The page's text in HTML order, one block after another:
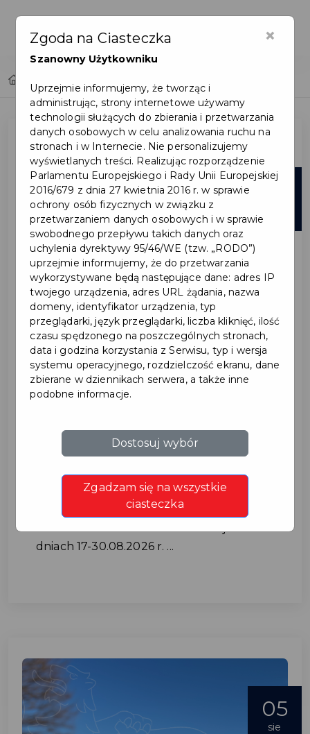
06
Utrudnienia w ruchu na ul.
30.08.2026 r.
Utrudnienia w ruchu na ul. Cichej w
dniach 17-30.08.2026 r. ...
05
sie
×
Zgoda na Ciasteczka
Szanowny Użytkowniku
Uprzejmie informujemy, że tworząc i
administrując, strony internetowe używamy
technologii służących do zbierania i przetwarzania
danych osobowych w celu analizowania ruchu na
stronach i w Internecie. Nie personalizujemy
wyświetlanych treści. Realizując rozporządzenie
Parlamentu Europejskiego i Rady Unii Europejskiej
2016/679 z dnia 27 kwietnia 2016 r. w sprawie
ochrony osób fizycznych w związku z
przetwarzaniem danych osobowych i w sprawie
swobodnego przepływu takich danych oraz
uchylenia dyrektywy 95/46/WE (tzw. „RODO”)
uprzejmie informujemy, że do przetwarzania
wykorzystywane będą następujące dane: adres IP
twojego urządzenia, adres URL żądania, nazwa
domeny, identyfikator urządzenia, typ
przeglądarki, język przeglądarki, liczba kliknięć, ilość
czasu spędzonego na poszczególnych stronach,
data i godzina korzystania z Serwisu, typ i wersja
systemu operacyjnego, rozdzielczość ekranu, dane
zbierane w dziennikach serwera, a także inne
podobne informacje.
Dostosuj wybór
Zgadzam się na wszystkie
ciasteczka